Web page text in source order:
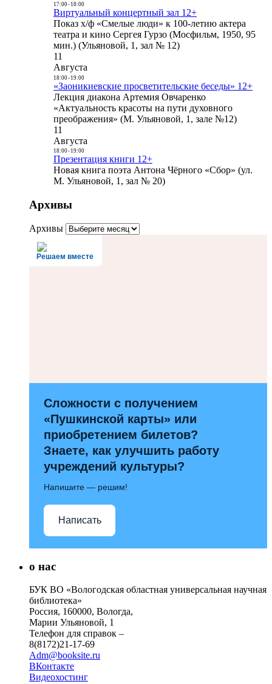
17:00- 18:00
Виртуальный концертный зал 12+
Показ х/ф «Смелые люди» к 100-летию актера
театра и кино Сергея Гурзо (Мосфильм, 1950, 95
мин.) (Ульяновой, 1, зал № 12)
11
Августа
18:00- 19:00
«Заоникиевские просветительские беседы» 12+
Лекция диакона Артемия Овчаренко
«Актуальность красоты на пути духовного
преображения» (М. Ульяновой, 1, зале №12)
11
Августа
18:00- 19:00
Презентация книги 12+
Новая книга поэта Антона Чёрного «Сбор» (ул.
М. Ульяновой, 1, зал № 20)
Архивы
Архивы
Решаем вместе
Сложности с получением
«Пушкинской карты» или
приобретением билетов?
Знаете, как улучшить работу
учреждений культуры?
Напишите — решим!
Написать
о нас
БУК ВО «Вологодская областная универсальная научная
библиотека»
Россия, 160000, Вологда,
Марии Ульяновой, 1
Телефон для справок –
8(8172)21-17-69
Adm@booksite.ru
ВКонтакте
Видеохостинг